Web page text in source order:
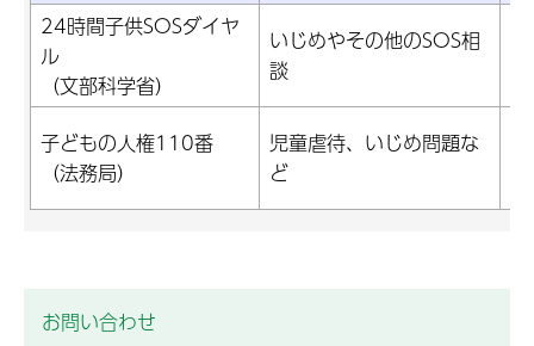
24時間子供SOSダイヤ
ル
（文部科学省）
いじめやその他のSOS相
談
子どもの人権110番
（法務局）
児童虐待、いじめ問題な
ど
お問い合わせ